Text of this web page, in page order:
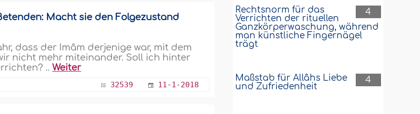
Macht sie den Folgezustand
dass der Imâm derjenige war, mit dem
nicht mehr miteinander. Soll ich hinter
..Weiter
32539 11-1-2018
4
Rechtsnorm für das
Verrichten der rituellen
Ganzkörperwaschung, während
man künstliche Fingernägel
trägt
4
Maßstab für Allâhs Liebe
und Zufriedenheit